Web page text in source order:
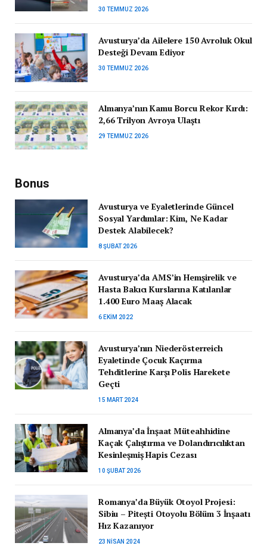
30 TEMMUZ 2026
Avusturya’da Ailelere 150 Avroluk Okul
Desteği Devam Ediyor
30 TEMMUZ 2026
Almanya’nın Kamu Borcu Rekor Kırdı:
2,66 Trilyon Avroya Ulaştı
29 TEMMUZ 2026
Bonus
Avusturya ve Eyaletlerinde Güncel
Sosyal Yardımlar: Kim, Ne Kadar
Destek Alabilecek?
8 ŞUBAT 2026
Avusturya’da AMS’in Hemşirelik ve
Hasta Bakıcı Kurslarına Katılanlar
1.400 Euro Maaş Alacak
6 EKIM 2022
Avusturya’nın Niederösterreich
Eyaletinde Çocuk Kaçırma
Tehditlerine Karşı Polis Harekete
Geçti
15 MART 2024
Almanya’da İnşaat Müteahhidine
Kaçak Çalıştırma ve Dolandırıcılıktan
Kesinleşmiş Hapis Cezası
10 ŞUBAT 2026
Romanya’da Büyük Otoyol Projesi:
Sibiu – Pitești Otoyolu Bölüm 3 İnşaatı
Hız Kazanıyor
23 NISAN 2024